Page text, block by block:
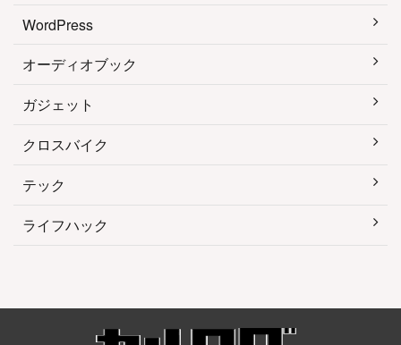
WordPress
オーディオブック
ガジェット
クロスバイク
テック
ライフハック